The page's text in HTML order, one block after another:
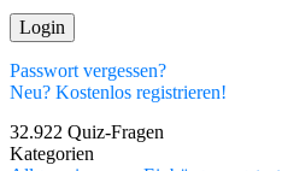
Passwort vergessen?
Neu? Kostenlos registrieren!
32.922 Quiz-Fragen
Kategorien